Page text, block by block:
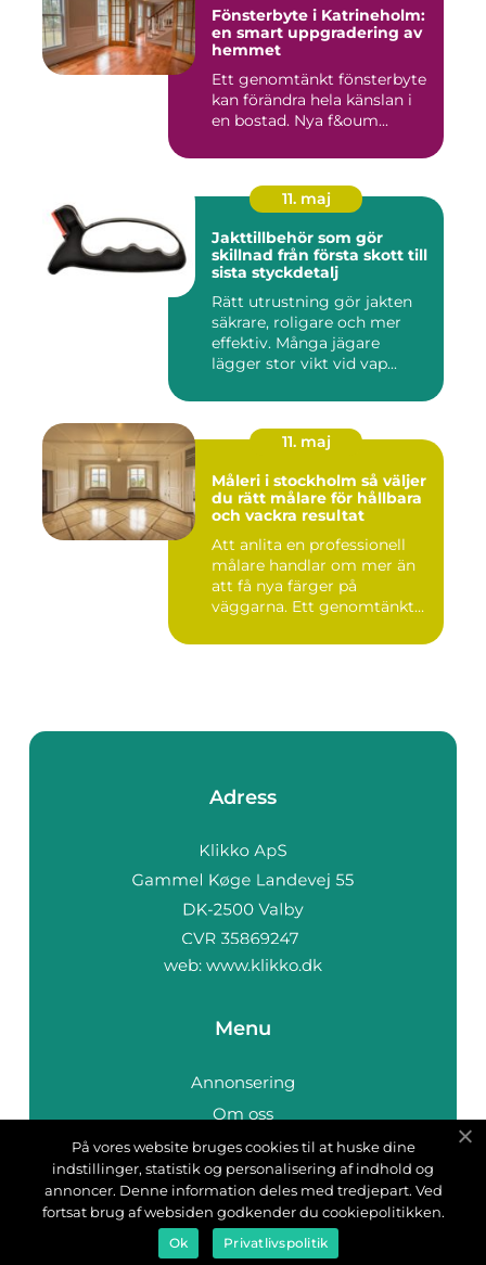
Fönsterbyte i Katrineholm:
en smart uppgradering av
hemmet
Ett genomtänkt fönsterbyte
kan förändra hela känslan i
en bostad. Nya f&oum...
11. maj
Jakttillbehör som gör
skillnad från första skott till
sista styckdetalj
Rätt utrustning gör jakten
säkrare, roligare och mer
effektiv. Många jägare
lägger stor vikt vid vap...
11. maj
Måleri i stockholm så väljer
du rätt målare för hållbara
och vackra resultat
Att anlita en professionell
målare handlar om mer än
att få nya färger på
väggarna. Ett genomtänkt
Adress
web: www.klikko.dk
Menu
Annonsering
Om oss
Cookies
Kontakta oss
Sitemap
På vores website bruges cookies til at huske dine
indstillinger, statistik og personalisering af indhold og
annoncer. Denne information deles med tredjepart. Ved
fortsat brug af websiden godkender du cookiepolitikken.
Ok Privatlivspolitik